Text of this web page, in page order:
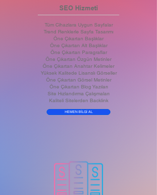
SEO Hizmeti
Tüm Cihazlara Uygun Sayfalar
Trend Renklerle Sayfa Tasarımı
Öne Çıkartan Başlıklar
Öne Çıkartan Alt Başlıklar
Öne Çıkartan Paragraflar
Öne Çıkartan Özgün Metinler
Öne Çıkartan Anahtar Kelimeler
Yüksek Kalitede Lisanslı Görseller
Öne Çıkartan Görsel Metinler
Öne Çıkartan Blog Yazıları
Site Hızlandırma Çalışmaları
Kaliteli Sitelerden Backlink
HEMEN BİLGİ AL